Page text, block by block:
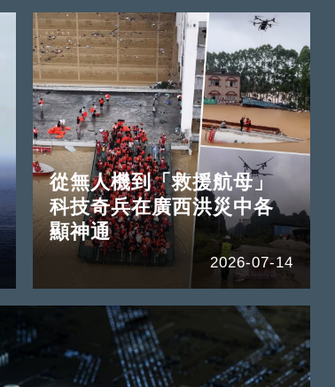
從無人機到「救援航母」
科技奇兵在廣西洪災中各
顯神通
2026-07-14